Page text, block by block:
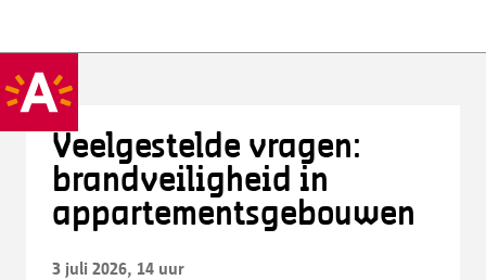
Veelgestelde vragen:
brandveiligheid in
appartementsgebouwen
3 juli 2026, 14 uur